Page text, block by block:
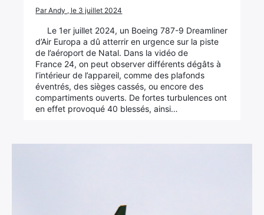
Par Andy , le 3 juillet 2024
Le 1er juillet 2024, un Boeing 787-9 Dreamliner
d’Air Europa a dû atterrir en urgence sur la piste
de l’aéroport de Natal. Dans la vidéo de
France 24, on peut observer différents dégâts à
l’intérieur de l’appareil, comme des plafonds
éventrés, des sièges cassés, ou encore des
compartiments ouverts. De fortes turbulences ont
en effet provoqué 40 blessés, ainsi…